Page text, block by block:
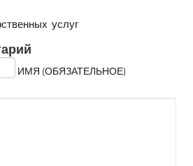
услуг
ИМЯ (ОБЯЗАТЕЛЬНОЕ)